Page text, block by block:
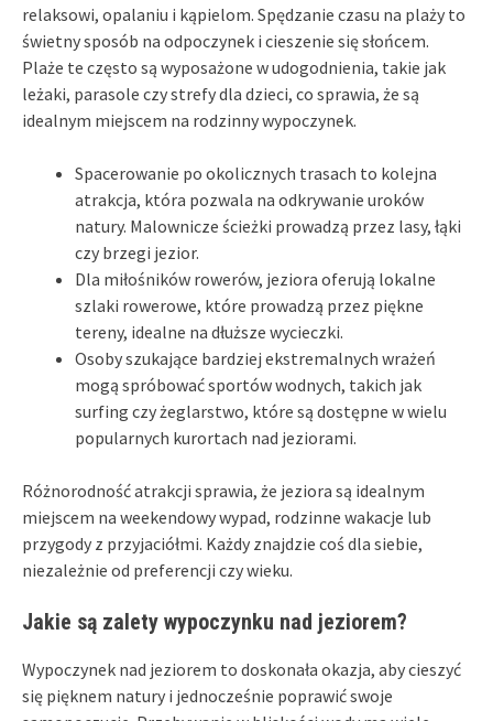
relaksowi, opalaniu i kąpielom. Spędzanie czasu na plaży to
świetny sposób na odpoczynek i cieszenie się słońcem.
Plaże te często są wyposażone w udogodnienia, takie jak
leżaki, parasole czy strefy dla dzieci, co sprawia, że są
idealnym miejscem na rodzinny wypoczynek.
Spacerowanie po okolicznych trasach to kolejna
atrakcja, która pozwala na odkrywanie uroków
natury. Malownicze ścieżki prowadzą przez lasy, łąki
czy brzegi jezior.
Dla miłośników rowerów, jeziora oferują lokalne
szlaki rowerowe, które prowadzą przez piękne
tereny, idealne na dłuższe wycieczki.
Osoby szukające bardziej ekstremalnych wrażeń
mogą spróbować sportów wodnych, takich jak
surfing czy żeglarstwo, które są dostępne w wielu
popularnych kurortach nad jeziorami.
Różnorodność atrakcji sprawia, że jeziora są idealnym
miejscem na weekendowy wypad, rodzinne wakacje lub
przygody z przyjaciółmi. Każdy znajdzie coś dla siebie,
niezależnie od preferencji czy wieku.
Jakie są zalety wypoczynku nad jeziorem?
Wypoczynek nad jeziorem to doskonała okazja, aby cieszyć
się pięknem natury i jednocześnie poprawić swoje